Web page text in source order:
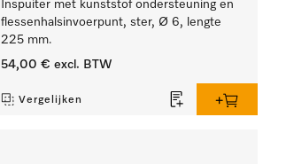
Inspuiter met kunststof ondersteuning en
flessenhalsinvoerpunt, ster, Ø 6, lengte
225 mm.
54,00 € excl. BTW
Vergelijken